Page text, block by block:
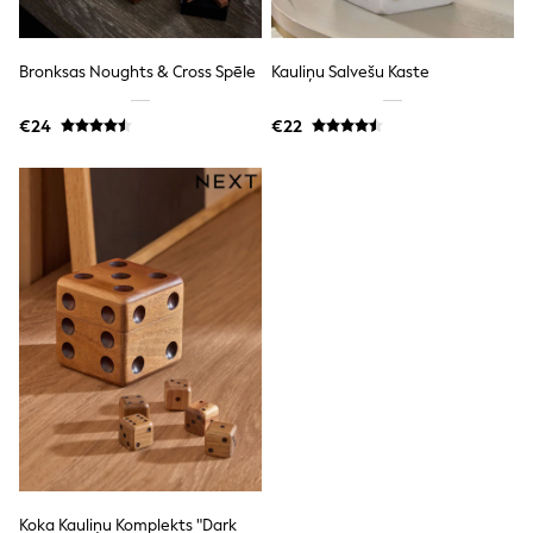
adidas
Nike
Shop All
Shoes
Coats & Jackets
Bags & Accessories
Polo Shirts
Coats & Jackets
Bags
Polo Shirts
Blue
Black
White
Grey
Green
Red
All Branded Schoolwear
adidas
Nike
Hype
Bronksas Noughts & Cross Spēle
€24
Kauliņu Salvešu Kaste
€22
Koka Kauliņu Komplekts "Dark